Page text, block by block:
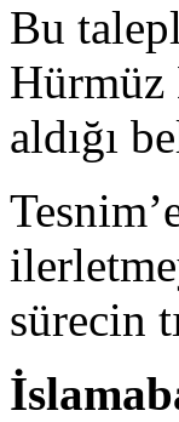
Bu
Hürmüz
aldığı
sürecin